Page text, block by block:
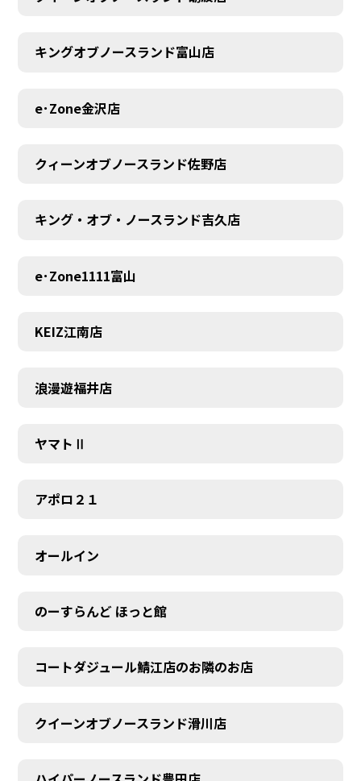
キングオブノースランド富山店
e･Zone金沢店
クィーンオブノースランド佐野店
キング・オブ・ノースランド吉久店
e･Zone1111富山
KEIZ江南店
浪漫遊福井店
ヤマトⅡ
アポロ２１
オールイン
のーすらんど ほっと館
コートダジュール鯖江店のお隣のお店
クイーンオブノースランド滑川店